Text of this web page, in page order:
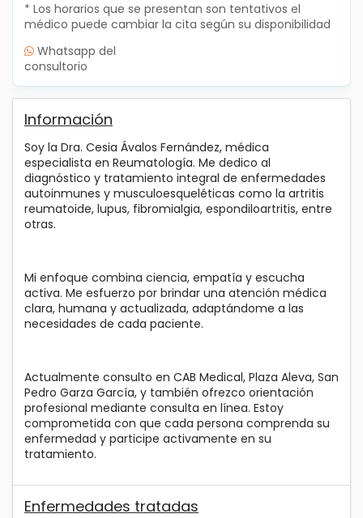
* Los horarios que se presentan son tentativos el
médico puede cambiar la cita según su disponibilidad
Whatsapp del
consultorio
Información
Soy la Dra. Cesia Ávalos Fernández, médica
especialista en Reumatología. Me dedico al
diagnóstico y tratamiento integral de enfermedades
autoinmunes y musculoesqueléticas como la artritis
reumatoide, lupus, fibromialgia, espondiloartritis, entre
otras.
Mi enfoque combina ciencia, empatía y escucha
activa. Me esfuerzo por brindar una atención médica
clara, humana y actualizada, adaptándome a las
necesidades de cada paciente.
Actualmente consulto en CAB Medical, Plaza Aleva, San
Pedro Garza García, y también ofrezco orientación
profesional mediante consulta en línea. Estoy
comprometida con que cada persona comprenda su
enfermedad y participe activamente en su
tratamiento.
Enfermedades tratadas